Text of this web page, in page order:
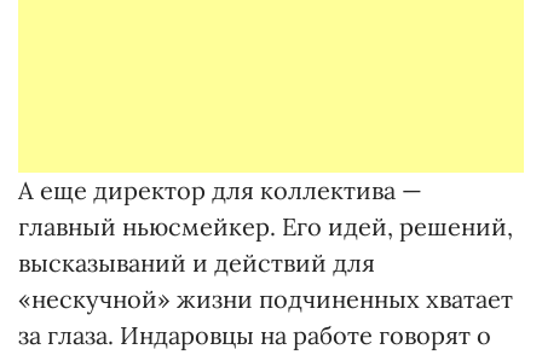
А еще директор для коллектива —
главный ньюсмейкер. Его идей, решений,
высказываний и действий для
«нескучной» жизни подчиненных хватает
за глаза. Индаровцы на работе говорят о